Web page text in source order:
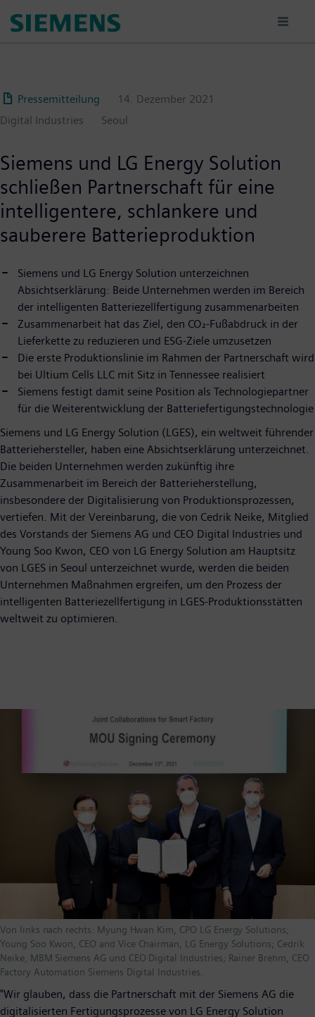
para
Pressemitteilung
14. Dezember 2021
Digital Industries
Seoul
Siemens und LG Energy Solution
schließen Partnerschaft für eine
intelligentere, schlankere und
sauberere Batterieproduktion
Siemens und LG Energy Solution unterzeichnen
Absichtserklärung: Beide Unternehmen werden im Bereich
der intelligenten Batteriezellfertigung zusammenarbeiten
Zusammenarbeit hat das Ziel, den CO₂-Fußabdruck in der
Lieferkette zu reduzieren und ESG-Ziele umzusetzen
Die erste Produktionslinie im Rahmen der Partnerschaft wird
bei Ultium Cells LLC mit Sitz in Tennessee realisiert
Siemens festigt damit seine Position als Technologiepartner
für die Weiterentwicklung der Batteriefertigungstechnologie
Siemens und LG Energy Solution (LGES), ein weltweit führender
Batteriehersteller, haben eine Absichtserklärung unterzeichnet.
Die beiden Unternehmen werden zukünftig ihre
Zusammenarbeit im Bereich der Batterieherstellung,
insbesondere der Digitalisierung von Produktionsprozessen,
vertiefen. Mit der Vereinbarung, die von Cedrik Neike, Mitglied
des Vorstands der Siemens AG und CEO Digital Industries und
Young Soo Kwon, CEO von LG Energy Solution am Hauptsitz
von LGES in Seoul unterzeichnet wurde, werden die beiden
Unternehmen Maßnahmen ergreifen, um den Prozess der
intelligenten Batteriezellfertigung in LGES-Produktionsstätten
weltweit zu optimieren.
Von links nach rechts: Myung Hwan Kim, CPO LG Energy Solutions;
Young Soo Kwon, CEO and Vice Chairman, LG Energy Solutions; Cedrik
Neike, MBM Siemens AG und CEO Digital Industries; Rainer Brehm, CEO
Factory Automation Siemens Digital Industries.
"Wir glauben, dass die Partnerschaft mit der Siemens AG die
digitalisierten Fertigungsprozesse von LG Energy Solution